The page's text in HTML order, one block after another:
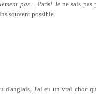
pas… Paris! Je ne sais
souvent possible.
d'anglais. J'ai eu un vrai choc